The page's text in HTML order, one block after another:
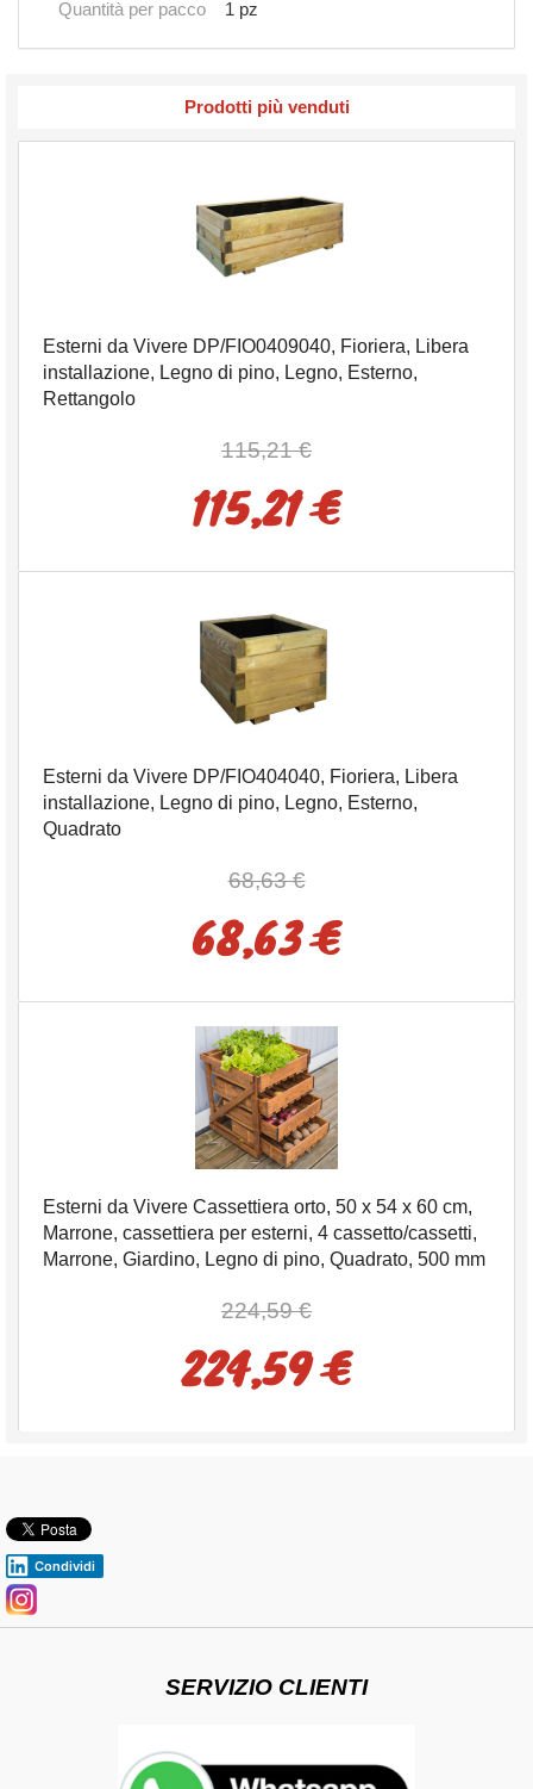
Quantità per pacco 1 pz
Prodotti più venduti
Esterni da Vivere DP/FIO0409040, Fioriera, Libera
installazione, Legno di pino, Legno, Esterno,
Rettangolo
115,21 €
115,21 €
Esterni da Vivere DP/FIO404040, Fioriera, Libera
installazione, Legno di pino, Legno, Esterno,
Quadrato
68,63 €
68,63 €
Esterni da Vivere Cassettiera orto, 50 x 54 x 60 cm,
Marrone, cassettiera per esterni, 4 cassetto/cassetti,
Marrone, Giardino, Legno di pino, Quadrato, 500 mm
224,59 €
224,59 €
Condividi
SERVIZIO CLIENTI